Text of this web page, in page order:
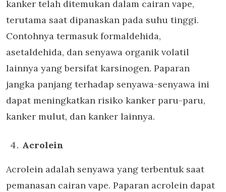
kanker telah ditemukan dalam cairan vape,
terutama saat dipanaskan pada suhu tinggi.
Contohnya termasuk formaldehida,
asetaldehida, dan senyawa organik volatil
lainnya yang bersifat karsinogen. Paparan
jangka panjang terhadap senyawa-senyawa ini
dapat meningkatkan risiko kanker paru-paru,
kanker mulut, dan kanker lainnya.
Acrolein
Acrolein adalah senyawa yang terbentuk saat
pemanasan cairan vape. Paparan acrolein dapat